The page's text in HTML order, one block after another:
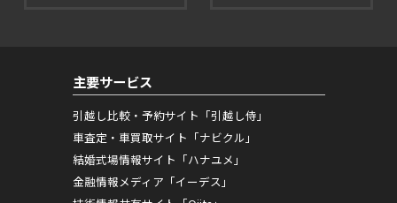
主要サービス
引越し比較・予約サイト「引越し侍」
車査定・車買取サイト「ナビクル」
結婚式場情報サイト「ハナユメ」
金融情報メディア「イーデス」